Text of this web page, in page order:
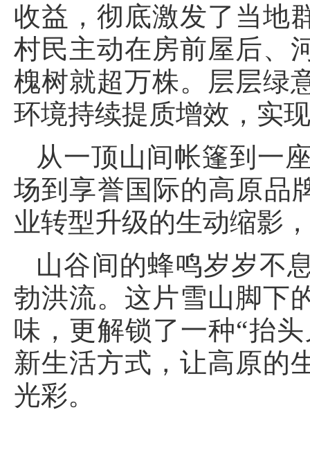
收益，彻底激发了当地
村民主动在房前屋后、
槐树就超万株。层层绿
环境持续提质增效，实
从一顶山间帐篷到一
场到享誉国际的高原品
业转型升级的生动缩影
山谷间的蜂鸣岁岁不
勃洪流。这片雪山脚下
味，更解锁了一种“抬
新生活方式，让高原的
光彩。